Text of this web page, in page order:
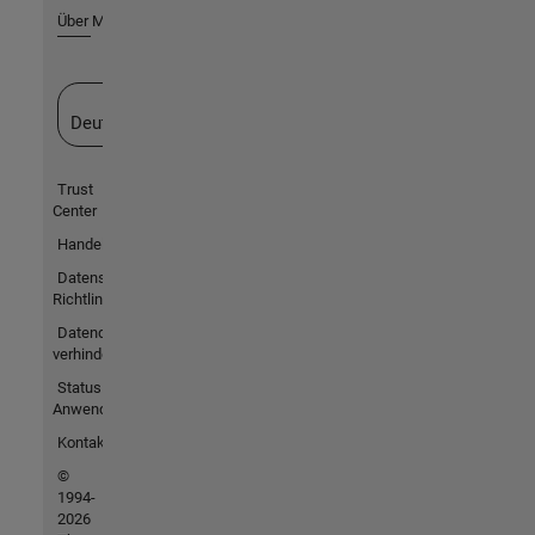
Über MathWorks
Deutschland
Trust
Center
Handelsmarken
Datenschutz-
Richtlinien
Datendiebstahl
verhindern
Status von
Anwendungen
Kontakt
©
1994-
2026